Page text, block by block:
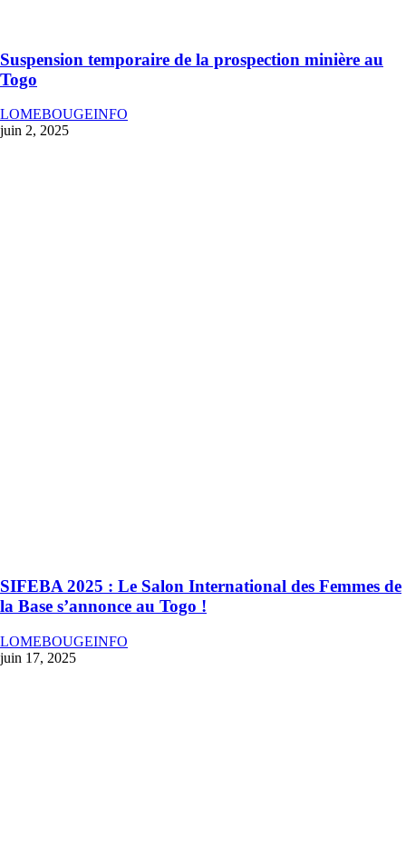
Suspension temporaire de la prospection minière au
Togo
LOMEBOUGEINFO
juin 2, 2025
SIFEBA 2025 : Le Salon International des Femmes de
la Base s’annonce au Togo !
LOMEBOUGEINFO
juin 17, 2025